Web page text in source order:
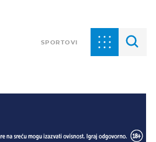
SPORTOVI